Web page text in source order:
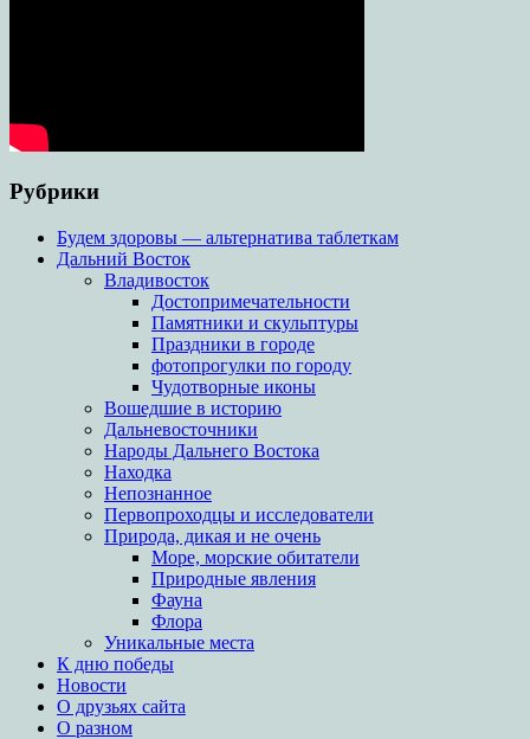
Рубрики
Будем здоровы — альтернатива таблеткам
Дальний Восток
Владивосток
Достопримечательности
Памятники и скульптуры
Праздники в городе
фотопрогулки по городу
Чудотворные иконы
Вошедшие в историю
Дальневосточники
Народы Дальнего Востока
Находка
Непознанное
Первопроходцы и исследователи
Природа, дикая и не очень
Море, морские обитатели
Природные явления
Фауна
Флора
Уникальные места
К дню победы
Новости
О друзьях сайта
О разном